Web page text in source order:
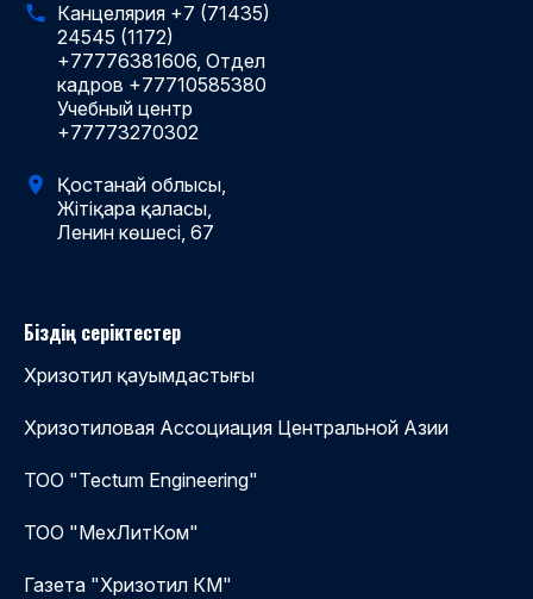
Канцелярия +7 (71435)
24545 (1172)
+77776381606, Отдел
кадров +77710585380
Учебный центр
+77773270302
Қостанай облысы,
Жітіқара қаласы,
Ленин көшесі, 67
Біздің серіктестер
Хризотил қауымдастығы
Хризотиловая Ассоциация Центральной Азии
ТОО "Tectum Engineering"
ТОО "МехЛитКом"
Газета "Хризотил КМ"